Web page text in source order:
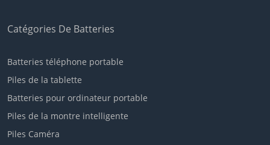
Catégories De Batteries
Batteries téléphone portable
Piles de la tablette
Batteries pour ordinateur portable
Piles de la montre intelligente
Piles Caméra